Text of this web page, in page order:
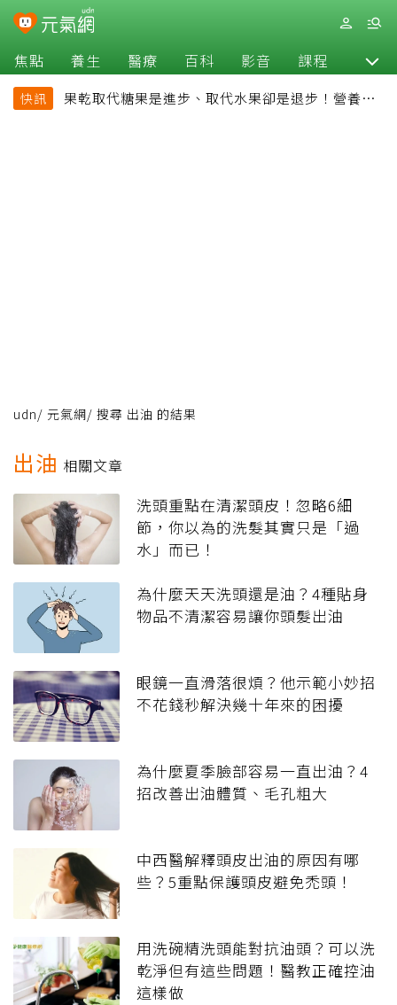
焦點 養生 醫療 百科 影音 課程 退休
快訊
果乾取代糖果是進步、取代水果卻是退步！營養師
udn/ 元氣網/ 搜尋 出油 的結果
出油 相關文章
洗頭重點在清潔頭皮！忽略6細
節，你以為的洗髮其實只是「過
水」而已！
為什麼天天洗頭還是油？4種貼身
物品不清潔容易讓你頭髮出油
眼鏡一直滑落很煩？他示範小妙招
不花錢秒解決幾十年來的困擾
為什麼夏季臉部容易一直出油？4
招改善出油體質、毛孔粗大
中西醫解釋頭皮出油的原因有哪
些？5重點保護頭皮避免禿頭！
用洗碗精洗頭能對抗油頭？可以洗
乾淨但有這些問題！醫教正確控油
這樣做